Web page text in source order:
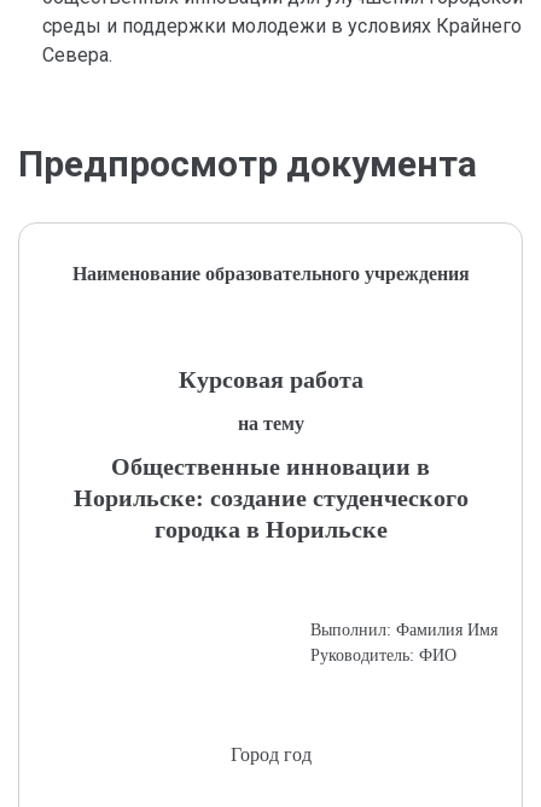
среды и поддержки молодежи в условиях Крайнего
Севера.
Предпросмотр документа
Наименование образовательного учреждения
Курсовая работа
на тему
Общественные инновации в
Норильске: создание студенческого
городка в Норильске
Выполнил: Фамилия Имя
Руководитель: ФИО
Город год